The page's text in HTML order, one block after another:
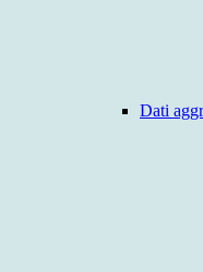
Dati